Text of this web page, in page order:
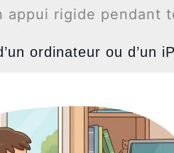
appui rigide pendant
ordinateur ou d’un